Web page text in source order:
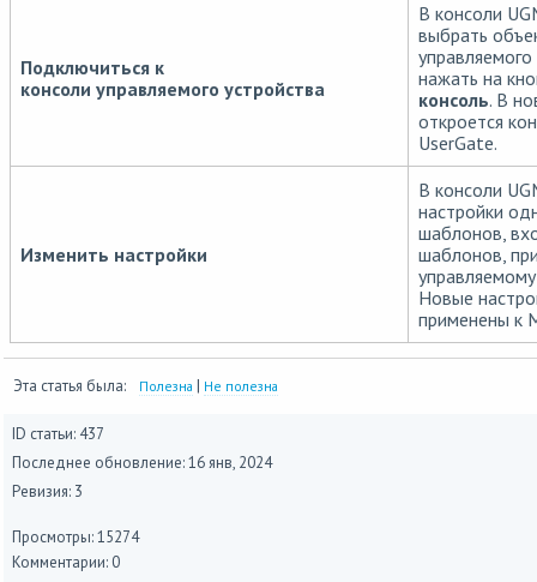
Подключиться к
консоли управляемого устройства
В консоли
выбрать
нажать на
консоль. В
откроется
UserGate.
Изменить настройки
В консоли
настройки
шаблонов,
шаблонов,
Новые
применены к
Эта статья была: Полезна | Не полезна
ID статьи: 437
Последнее обновление:16 янв, 2024
Ревизия: 3
Просмотры: 15274
Комментарии: 0